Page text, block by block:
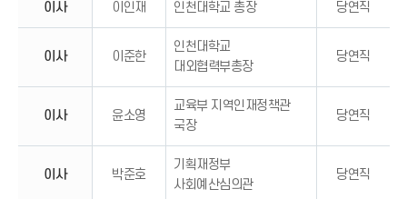
이사 이인재 인천대학교 총장 당연직
이사 이준한
인천대학교
대외협력부총장
당연직
이사 윤소영
교육부 지역인재정책관
국장
당연직
이사 박준호
기획재정부
사회예산심의관
당연직